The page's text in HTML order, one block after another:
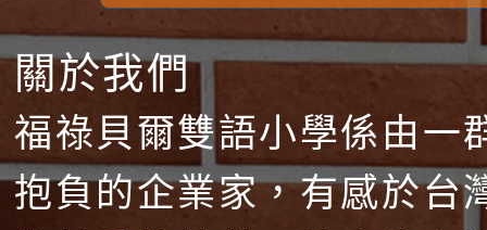
關於我們
福祿貝爾雙語小學係由一
抱負的企業家，有感於台